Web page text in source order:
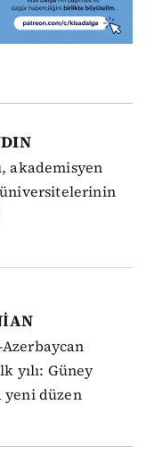
akademisyen
üniversitelerinin
yılı: Güney
yeni düzen